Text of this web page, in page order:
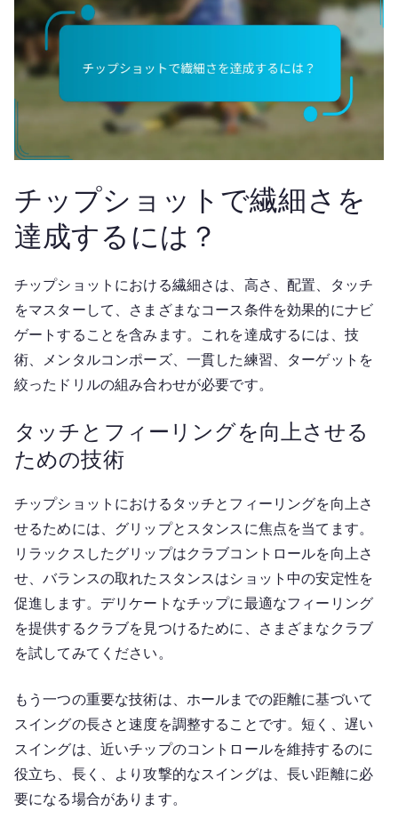
チップショットで繊細さを
達成するには？
チップショットにおける繊細さは、高さ、配置、タッチ
をマスターして、さまざまなコース条件を効果的にナビ
ゲートすることを含みます。これを達成するには、技
術、メンタルコンポーズ、一貫した練習、ターゲットを
絞ったドリルの組み合わせが必要です。
タッチとフィーリングを向上させる
ための技術
チップショットにおけるタッチとフィーリングを向上さ
せるためには、グリップとスタンスに焦点を当てます。
リラックスしたグリップはクラブコントロールを向上さ
せ、バランスの取れたスタンスはショット中の安定性を
促進します。デリケートなチップに最適なフィーリング
を提供するクラブを見つけるために、さまざまなクラブ
を試してみてください。
もう一つの重要な技術は、ホールまでの距離に基づいて
スイングの長さと速度を調整することです。短く、遅い
スイングは、近いチップのコントロールを維持するのに
役立ち、長く、より攻撃的なスイングは、長い距離に必
要になる場合があります。